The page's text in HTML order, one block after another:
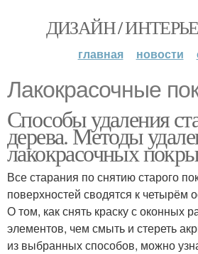
ДИЗАЙН /
главная новости
Лакокрасочные
Способы удаления
дерева. Методы
лакокрасочных
Все старания по снятию старого
поверхностей сводятся к четырём
О том, как снять краску с оконных
элементов, чем смыть и стереть
из выбранных способов, можно